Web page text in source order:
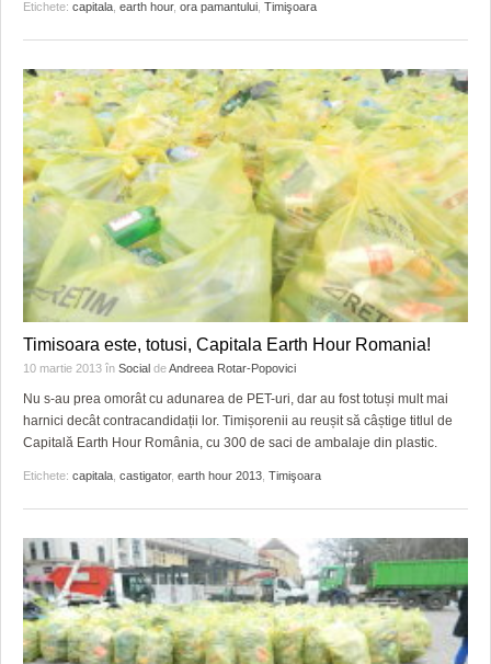
Etichete: capitala earth hour, ora pamantului Timişoara
Timisoara este, totusi, Capitala Earth Hour Romania!
10 martie 2013 în Social deAndreea Rotar-Popovici
Nu s-au prea omorât cu adunarea de PET-uri, dar au fost totuși mult mai
harnici decât contracandidații lor. Timișorenii au reușit să câștige titlul de
Capitală Earth Hour România, cu 300 de saci de ambalaje din plastic.
Etichete: capitala castigator, earth hour 2013 Timişoara